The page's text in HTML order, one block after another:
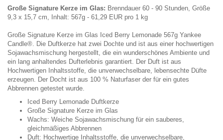
Große Signature Kerze im Glas: Brenndauer 60 - 90 Stunden, Größe
9,3 x 15,7 cm, Inhalt: 567g - 61,29 EUR pro 1 kg
Große Signature Kerze im Glas Iced Berry Lemonade 567g Yankee
Candle®. Die Duftkerze hat zwei Dochte und ist aus einer hochwertigen
Sojawachsmischung hergestellt, die ein wunderschönes Ambiente und
ein lang anhaltendes Dufterlebnis garantiert. Der Duft ist aus
Hochwertigen Inhaltsstoffe, die unverwechselbare, lebensechte Düfte
erzeugen. Der Docht ist aus 100 % Naturfaser der für ein gutes
Abbrennen getestet wurde.
Iced Berry Lemonade Duftkerze
Große Signature Kerze im Glas
Wachs: Weiche Sojawachsmischung für ein sauberes,
gleichmäßiges Abbrennen
Duft: Hochwertige Inhaltsstoffe, die unverwechselbare,